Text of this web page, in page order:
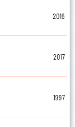
2016
2017
1997